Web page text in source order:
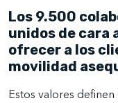
Los 9.500
unidos de cara
ofrecer a los
movilidad
Estos valores